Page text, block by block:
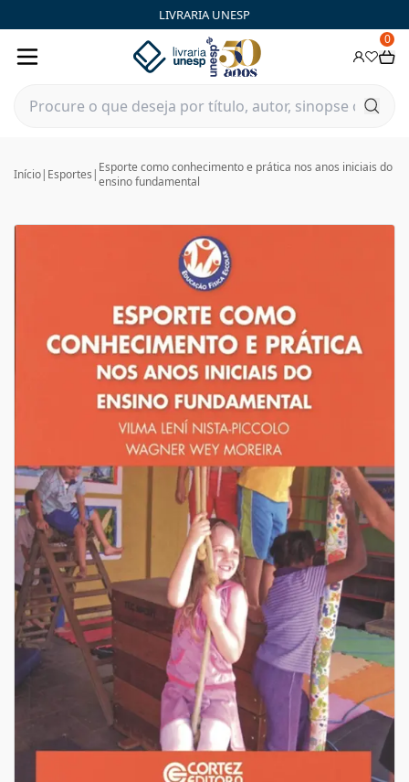
LIVRARIA UNESP
0
Início| Esportes | Esporte como conhecimento e prática nos anos iniciais do
ensino fundamental